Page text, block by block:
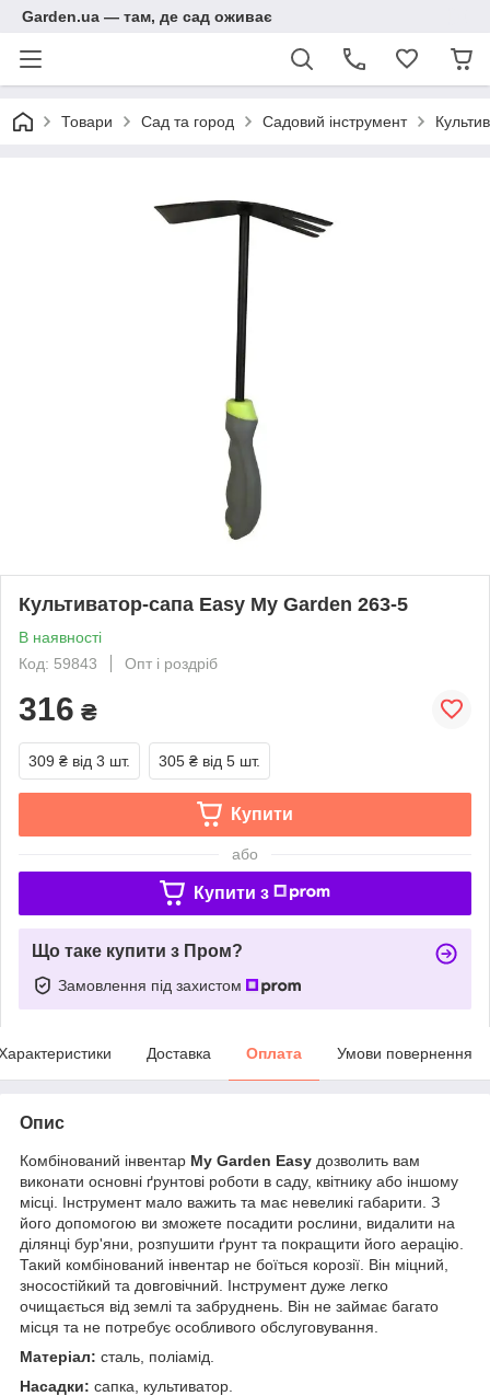
Garden.ua — там, де сад оживає
Товари Сад та город Садовий інструмент
Культиватор-сапа Easy My Garden 263-5
В наявності
Код: 59843
Опт і роздріб
316 ₴
309 ₴ від 3 шт. 305 ₴ від 5 шт.
Купити
або
Купити з
Що таке купити з Пром?
Замовлення під захистом
Доставка Оплата Умови повернення
Опис
Комбінований інвентар My Garden Easy дозволить вам
виконати основні ґрунтові роботи в саду, квітнику або іншому
місці. Інструмент мало важить та має невеликі габарити. З
його допомогою ви зможете посадити рослини, видалити на
ділянці бур'яни, розпушити ґрунт та покращити його аерацію.
Такий комбінований інвентар не боїться корозії. Він міцний,
зносостійкий та довговічний. Інструмент дуже легко
очищається від землі та забруднень. Він не займає багато
місця та не потребує особливого обслуговування.
Матеріал: сталь, поліамід.
Насадки: сапка, культиватор.